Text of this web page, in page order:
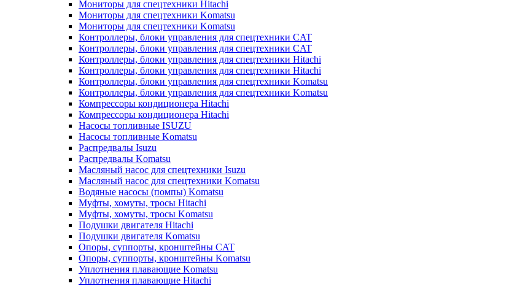
Мониторы для спецтехники Hitachi
Мониторы для спецтехники Komatsu
Мониторы для спецтехники Komatsu
Контроллеры, блоки управления для спецтехники CAT
Контроллеры, блоки управления для спецтехники CAT
Контроллеры, блоки управления для спецтехники Hitachi
Контроллеры, блоки управления для спецтехники Hitachi
Контроллеры, блоки управления для спецтехники Komatsu
Контроллеры, блоки управления для спецтехники Komatsu
Компрессоры кондиционера Hitachi
Компрессоры кондиционера Hitachi
Насосы топливные ISUZU
Насосы топливные Komatsu
Распредвалы Isuzu
Распредвалы Komatsu
Масляный насос для спецтехники Isuzu
Масляный насос для спецтехники Komatsu
Водяные насосы (помпы) Komatsu
Муфты, хомуты, тросы Hitachi
Муфты, хомуты, тросы Komatsu
Подушки двигателя Hitachi
Подушки двигателя Komatsu
Опоры, суппорты, кронштейны CAT
Опоры, суппорты, кронштейны Komatsu
Уплотнения плавающие Komatsu
Уплотнения плавающие Hitachi